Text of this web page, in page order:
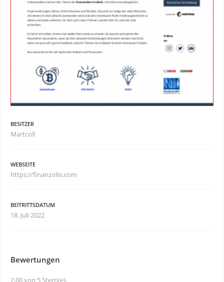
BESITZER
Martcoll
WEBSEITE
https://finanzolio.com
BEITRITTSDATUM
18. Juli 2022
Bewertungen
2,00 von 5 Stern(e),